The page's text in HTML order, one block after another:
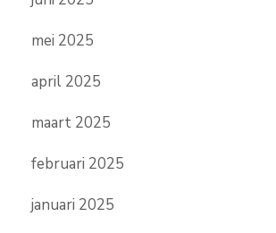
mei 2025
april 2025
maart 2025
februari 2025
januari 2025